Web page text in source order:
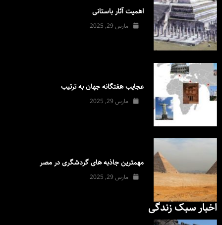
اهمیت آثار باستانی
مارس 29, 2025
عجایب هفتگانه جهان به ترتیب
مارس 29, 2025
مهمترین جاذبه های گردشگری در مصر
مارس 29, 2025
اخبار سبک زندگی